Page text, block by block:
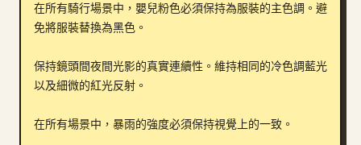
在所有騎行場景中，嬰兒粉色必須保持為服裝的主色調。避
免將服裝替換為黑色。
保持鏡頭間夜間光影的真實連續性。維持相同的冷色調藍光
以及細微的紅光反射。
在所有場景中，暴雨的強度必須保持視覺上的一致。